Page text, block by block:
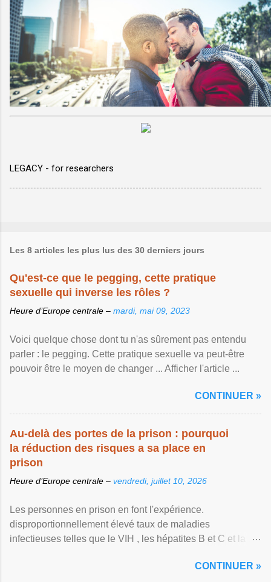
LEGACY - for researchers
Les 8 articles les plus lus des 30 derniers jours
Qu'est-ce que le pegging, cette pratique
sexuelle qui inverse les rôles ?
Heure d’Europe centrale – mardi, mai 09, 2023
Voici quelque chose dont tu n'as sûrement pas entendu
parler : le pegging. Cette pratique sexuelle va peut-être
pouvoir être le moyen de changer ... Afficher l'article ...
CONTINUER »
Au-delà des portes de la prison : pourquoi
la réduction des risques a sa place en
prison
Heure d’Europe centrale – vendredi, juillet 10, 2026
Les personnes en prison en font l'expérience.
disproportionnellement élevé taux de maladies
infectieuses telles que le VIH , les hépatites B et C et la ...
CONTINUER »